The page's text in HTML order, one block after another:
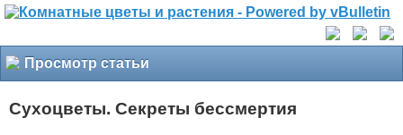
Просмотр статьи
Сухоцветы. Секреты бессмертия